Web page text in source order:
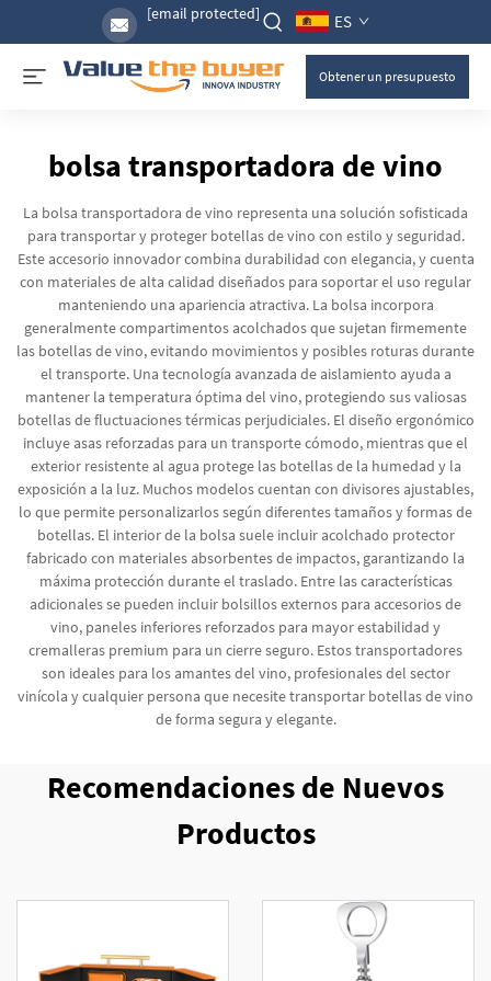
[email protected] ES
Obtener un presupuesto
bolsa transportadora de vino
La bolsa transportadora de vino representa una solución sofisticada
para transportar y proteger botellas de vino con estilo y seguridad.
Este accesorio innovador combina durabilidad con elegancia, y cuenta
con materiales de alta calidad diseñados para soportar el uso regular
manteniendo una apariencia atractiva. La bolsa incorpora
generalmente compartimentos acolchados que sujetan firmemente
las botellas de vino, evitando movimientos y posibles roturas durante
el transporte. Una tecnología avanzada de aislamiento ayuda a
mantener la temperatura óptima del vino, protegiendo sus valiosas
botellas de fluctuaciones térmicas perjudiciales. El diseño ergonómico
incluye asas reforzadas para un transporte cómodo, mientras que el
exterior resistente al agua protege las botellas de la humedad y la
exposición a la luz. Muchos modelos cuentan con divisores ajustables,
lo que permite personalizarlos según diferentes tamaños y formas de
botellas. El interior de la bolsa suele incluir acolchado protector
fabricado con materiales absorbentes de impactos, garantizando la
máxima protección durante el traslado. Entre las características
adicionales se pueden incluir bolsillos externos para accesorios de
vino, paneles inferiores reforzados para mayor estabilidad y
cremalleras premium para un cierre seguro. Estos transportadores
son ideales para los amantes del vino, profesionales del sector
vinícola y cualquier persona que necesite transportar botellas de vino
de forma segura y elegante.
Recomendaciones de Nuevos
Productos